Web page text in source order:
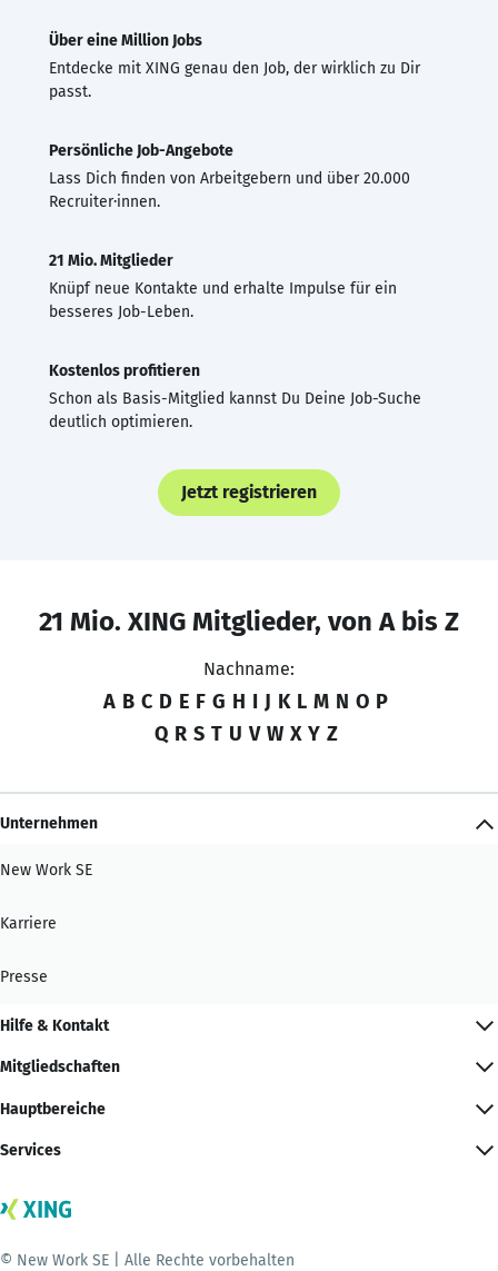
Über eine Million Jobs
Entdecke mit XING genau den Job, der wirklich zu Dir
passt.
Persönliche Job-Angebote
Lass Dich finden von Arbeitgebern und über 20.000
Recruiter·innen.
21 Mio. Mitglieder
Knüpf neue Kontakte und erhalte Impulse für ein
besseres Job-Leben.
Kostenlos profitieren
Schon als Basis-Mitglied kannst Du Deine Job-Suche
deutlich optimieren.
Jetzt registrieren
21 Mio. XING Mitglieder, von A bis Z
Nachname:
A B C D E F G H I J K L M N O P
Q R S T U V W X Y Z
Unternehmen
New Work SE
Karriere
Presse
Hilfe & Kontakt
Mitgliedschaften
Hauptbereiche
Services
© New Work SE | Alle Rechte vorbehalten